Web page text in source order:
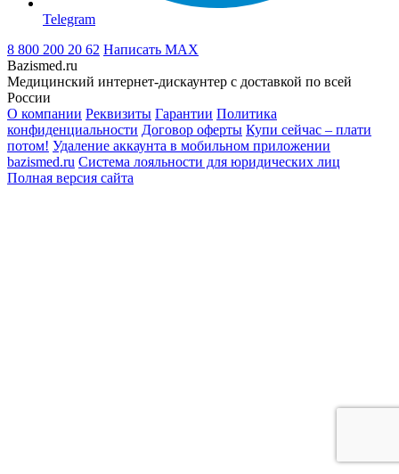
Telegram
8 800 200 20 62 Написать MAX
Bazismed.ru
Медицинский интернет-дискаунтер с доставкой по всей
России
О компании Реквизиты Гарантии Политика
конфиденциальности Договор оферты Купи сейчас – плати
потом! Удаление аккаунта в мобильном приложении
bazismed.ru Система лояльности для юридических лиц
Полная версия сайта